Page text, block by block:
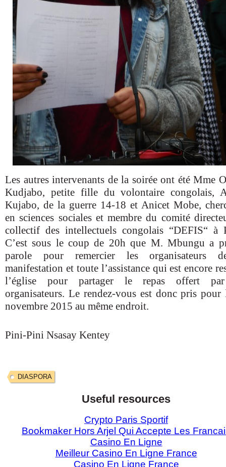
Les autres intervenants de la soirée ont été Mme
Kudjabo, petite fille du volontaire congolais,
Kujabo, de la guerre 14-18 et Anicet Mobe,
en sciences sociales et membre du comité
collectif des intellectuels congolais “DEFIS“ à
C’est sous le coup de 20h que M. Mbungu a
parole pour remercier les organisateurs
manifestation et toute l’assistance qui est encore
l’église pour partager le repas offert
organisateurs. Le rendez-vous est donc pris pour
novembre 2015 au même endroit.
Pini-Pini Nsasay Kentey
DIASPORA
Useful resources
Crypto Paris Sportif
Bookmaker Hors Arjel Qui Accepte Les
Casino En Ligne
Meilleur Casino En Ligne France
Casino En Ligne France